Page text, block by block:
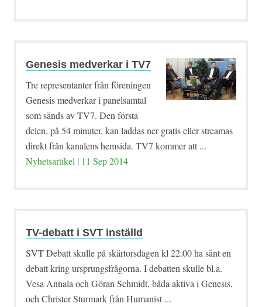
Genesis medverkar i TV7
Tre representanter från föreningen
Genesis medverkar i panelsamtal
som sänds av TV7. Den första
delen, på 54 minuter, kan laddas ner gratis eller streamas
direkt från kanalens hemsida. TV7 kommer att ...
Nyhetsartikel | 11 Sep 2014
TV-debatt i SVT inställd
SVT Debatt skulle på skärtorsdagen kl 22.00 ha sänt en
debatt kring ursprungsfrågorna. I debatten skulle bl.a.
Vesa Annala och Göran Schmidt, båda aktiva i Genesis,
och Christer Sturmark från Humanist ...